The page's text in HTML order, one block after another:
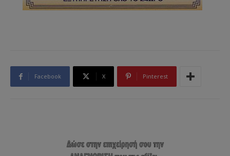
Facebook X Pinterest